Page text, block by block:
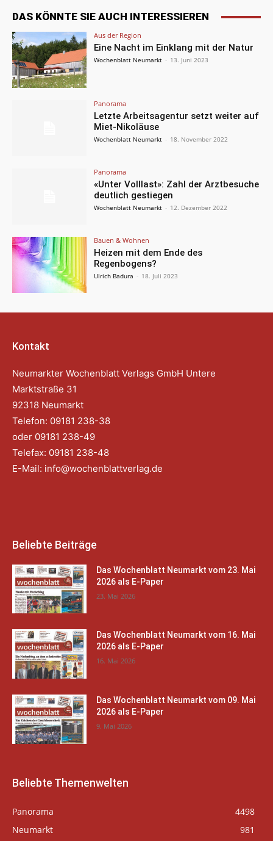
DAS KÖNNTE SIE AUCH INTERESSIEREN
Aus der Region
Eine Nacht im Einklang mit der Natur
Wochenblatt Neumarkt - 13. Juni 2023
Panorama
Letzte Arbeitsagentur setzt weiter auf
Miet-Nikoläuse
Wochenblatt Neumarkt - 18. November 2022
Panorama
«Unter Volllast»: Zahl der Arztbesuche
deutlich gestiegen
Wochenblatt Neumarkt - 12. Dezember 2022
Bauen & Wohnen
Heizen mit dem Ende des
Regenbogens?
Ulrich Badura - 18. Juli 2023
Kontakt
Neumarkter Wochenblatt Verlags GmbH Untere
Marktstraße 31
92318 Neumarkt
Telefon: 09181 238-38
oder 09181 238-49
Telefax: 09181 238-48
E-Mail: info@wochenblattverlag.de
Beliebte Beiträge
Das Wochenblatt Neumarkt vom 23. Mai
2026 als E-Paper
23. Mai 2026
Das Wochenblatt Neumarkt vom 16. Mai
2026 als E-Paper
16. Mai 2026
Das Wochenblatt Neumarkt vom 09. Mai
2026 als E-Paper
9. Mai 2026
Beliebte Themenwelten
Panorama
4498
Neumarkt
981